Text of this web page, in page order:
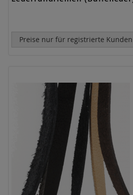
Preise nur für registrierte